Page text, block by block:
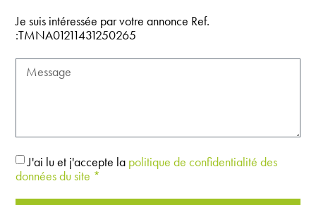
Je suis intéressée par votre annonce Ref.
:TMNA01211431250265
J'ai lu et j'accepte la politique de confidentialité des
données du site *